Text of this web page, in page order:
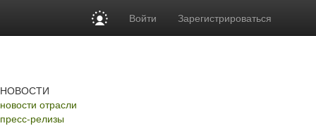
Войти Зарегистрироваться
НОВОСТИ
новости отрасли
пресс-релизы